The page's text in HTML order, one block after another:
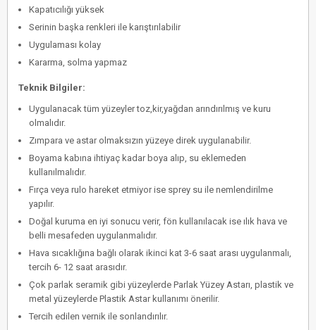
Kapatıcılığı yüksek
Serinin başka renkleri ile karıştırılabilir
Uygulaması kolay
Kararma, solma yapmaz
Teknik Bilgiler:
Uygulanacak tüm yüzeyler toz,kir,yağdan arındırılmış ve kuru
olmalıdır.
Zımpara ve astar olmaksızın yüzeye direk uygulanabilir.
Boyama kabına ihtiyaç kadar boya alıp, su eklemeden
kullanılmalıdır.
Fırça veya rulo hareket etmiyor ise sprey su ile nemlendirilme
yapılır.
Doğal kuruma en iyi sonucu verir, fön kullanılacak ise ılık hava ve
belli mesafeden uygulanmalıdır.
Hava sıcaklığına bağlı olarak ikinci kat 3-6 saat arası uygulanmalı,
tercih 6- 12 saat arasıdır.
Çok parlak seramik gibi yüzeylerde Parlak Yüzey Astarı, plastik ve
metal yüzeylerde Plastik Astar kullanımı önerilir.
Tercih edilen vernik ile sonlandırılır.